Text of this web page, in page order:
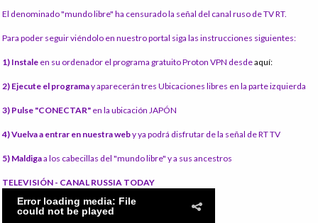
El denominado "mundo libre" ha censurado la señal del canal ruso de TV RT.
Para poder seguir viéndolo en nuestro portal siga las instrucciones siguientes:
1) Instale en su ordenador el programa gratuito Proton VPN desdeaquí:
2) Ejecute el programay aparecerán tres Ubicaciones libres en la parte izquierda
3) Pulse "CONECTAR" en la ubicación JAPÓN
4) Vuelva a entrar en nuestra weby ya podrá disfrutar de la señal de RT TV
5) Maldigaa los cabecillas del "mundo libre" y a sus ancestros
TELEVISIÓN - CANAL RUSSIA TODAY